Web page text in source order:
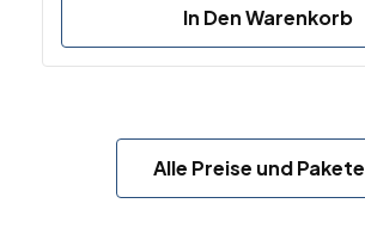
In Den Warenkorb
Alle Preise und Pakete